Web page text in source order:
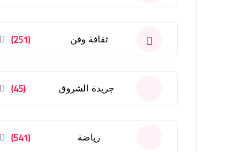
ثقافة وفن (251)
جريدة الشروق (45)
رياضة (541)